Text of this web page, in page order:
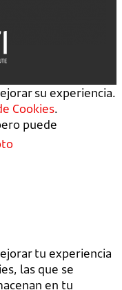
su experiencia.
Cookies.
puede
tu experiencia
las que se
en tu